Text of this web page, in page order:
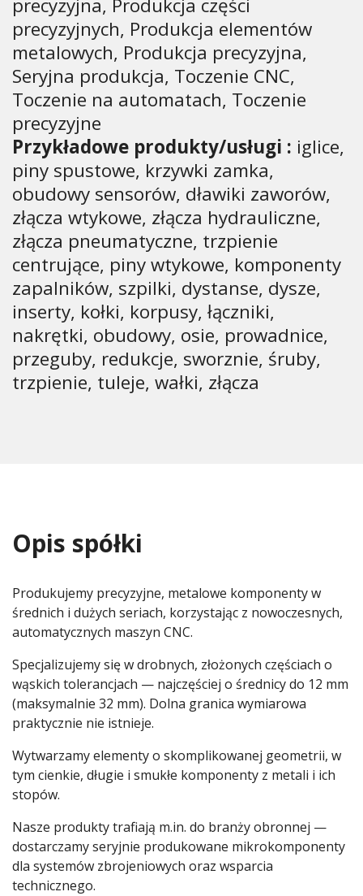
precyzyjna, Produkcja części
precyzyjnych, Produkcja elementów
metalowych, Produkcja precyzyjna,
Seryjna produkcja, Toczenie CNC,
Toczenie na automatach, Toczenie
precyzyjne
Przykładowe produkty/usługi : iglice,
piny spustowe, krzywki zamka,
obudowy sensorów, dławiki zaworów,
złącza wtykowe, złącza hydrauliczne,
złącza pneumatyczne, trzpienie
centrujące, piny wtykowe, komponenty
zapalników, szpilki, dystanse, dysze,
inserty, kołki, korpusy, łączniki,
nakrętki, obudowy, osie, prowadnice,
przeguby, redukcje, sworznie, śruby,
trzpienie, tuleje, wałki, złącza
Opis spółki
Produkujemy precyzyjne, metalowe komponenty w
średnich i dużych seriach, korzystając z nowoczesnych,
automatycznych maszyn CNC.
Specjalizujemy się w drobnych, złożonych częściach o
wąskich tolerancjach — najczęściej o średnicy do 12 mm
(maksymalnie 32 mm). Dolna granica wymiarowa
praktycznie nie istnieje.
Wytwarzamy elementy o skomplikowanej geometrii, w
tym cienkie, długie i smukłe komponenty z metali i ich
stopów.
Nasze produkty trafiają m.in. do branży obronnej —
dostarczamy seryjnie produkowane mikrokomponenty
dla systemów zbrojeniowych oraz wsparcia
technicznego.